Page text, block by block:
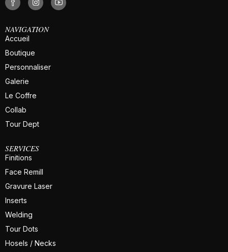
NAVIGATION
Accueil
Boutique
Personnaliser
Galerie
Le Coffre
Collab
Tour Dept
SERVICES
Finitions
Face Remill
Gravure Laser
Inserts
Welding
Tour Dots
Hosels / Necks